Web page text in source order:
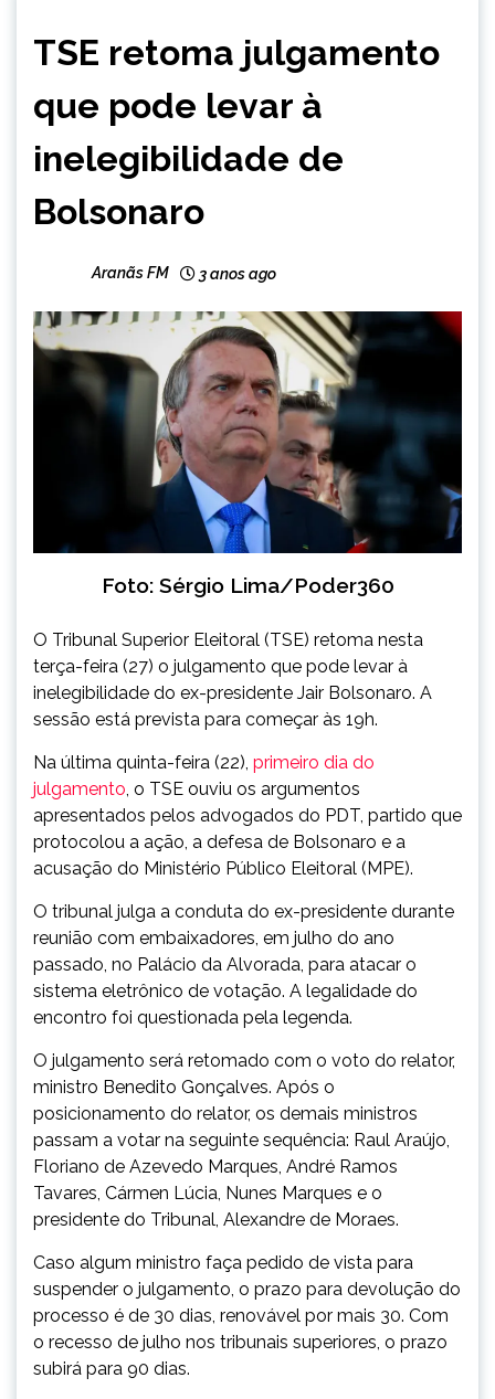
NOTÍCIAS
TSE retoma julgamento
que pode levar à
inelegibilidade de
Bolsonaro
Aranãs FM 3 anos ago
Foto: Sérgio Lima/Poder360
O Tribunal Superior Eleitoral (TSE) retoma nesta
terça-feira (27) o julgamento que pode levar à
inelegibilidade do ex-presidente Jair Bolsonaro. A
sessão está prevista para começar às 19h.
Na última quinta-feira (22), primeiro dia do
julgamento , o TSE ouviu os argumentos
apresentados pelos advogados do PDT, partido que
protocolou a ação, a defesa de Bolsonaro e a
acusação do Ministério Público Eleitoral (MPE).
O tribunal julga a conduta do ex-presidente durante
reunião com embaixadores, em julho do ano
passado, no Palácio da Alvorada, para atacar o
sistema eletrônico de votação. A legalidade do
encontro foi questionada pela legenda.
O julgamento será retomado com o voto do relator,
ministro Benedito Gonçalves. Após o
posicionamento do relator, os demais ministros
passam a votar na seguinte sequência: Raul Araújo,
Floriano de Azevedo Marques, André Ramos
Tavares, Cármen Lúcia, Nunes Marques e o
presidente do Tribunal, Alexandre de Moraes.
Caso algum ministro faça pedido de vista para
suspender o julgamento, o prazo para devolução do
processo é de 30 dias, renovável por mais 30. Com
o recesso de julho nos tribunais superiores, o prazo
subirá para 90 dias.